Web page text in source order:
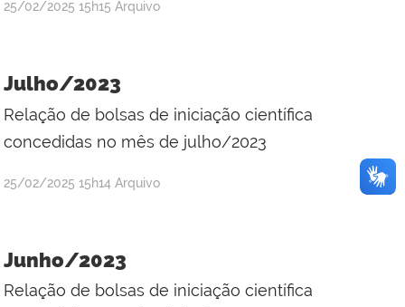
por
Silva
publicado
25/02/2025 15h15 Arquivo
Julho/2023
Relação de bolsas de iniciação científica
concedidas no mês de julho/2023
por
Silva
publicado
25/02/2025 15h14 Arquivo
Junho/2023
Relação de bolsas de iniciação científica